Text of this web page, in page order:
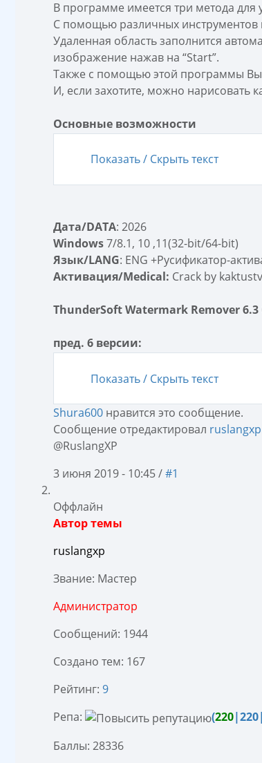
В программе имеется три метода для
С помощью различных инструментов
Удаленная область заполнится
изображение нажав на “Start”.
Также с помощью этой программы Вы
И, если захотите, можно нарисовать
Основные возможности
Показать / Скрыть текст
Дата/DATA: 2026
Windows7/8.1, 10 ,11(32-bit/64-bit)
Язык/LANG: ENG +Русификатор-
Активация/Medical: Crack by
ThunderSoft Watermark Remover 6.3
пред. 6 версии:
Показать / Скрыть текст
Shura600 нравится это сообщение.
Сообщение отредактировал ruslangxp
@RuslangXP
3 июня 2019 - 10:45 /#1
Оффлайн
Автор темы
ruslangxp
Звание: Мастер
Администратор
Сообщений: 1944
Создано тем: 167
Рейтинг: 9
Репа:
(220|220|
Баллы: 28336